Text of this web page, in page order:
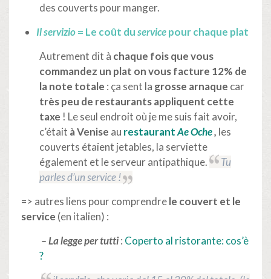
des couverts pour manger.
Il servizio= Le coût duservicepour chaque plat
Autrement dit à chaque fois que vous
commandez un plat on vous facture 12% de
la note totale : ça sent la grosse arnaque car
très peu de restaurants appliquent cette
taxe ! Le seul endroit où je me suis fait avoir,
c’était à Venise au restaurantAe Oche, les
couverts étaient jetables, la serviette
également et le serveur antipathique.
Tu
parles d’un service !
=> autres liens pour comprendrele couvert et le
service (en italien) :
–La legge per tutti: Coperto al ristorante: cos’è
?